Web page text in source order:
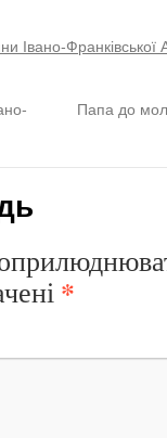
Івано-Франківської
Папа до
*